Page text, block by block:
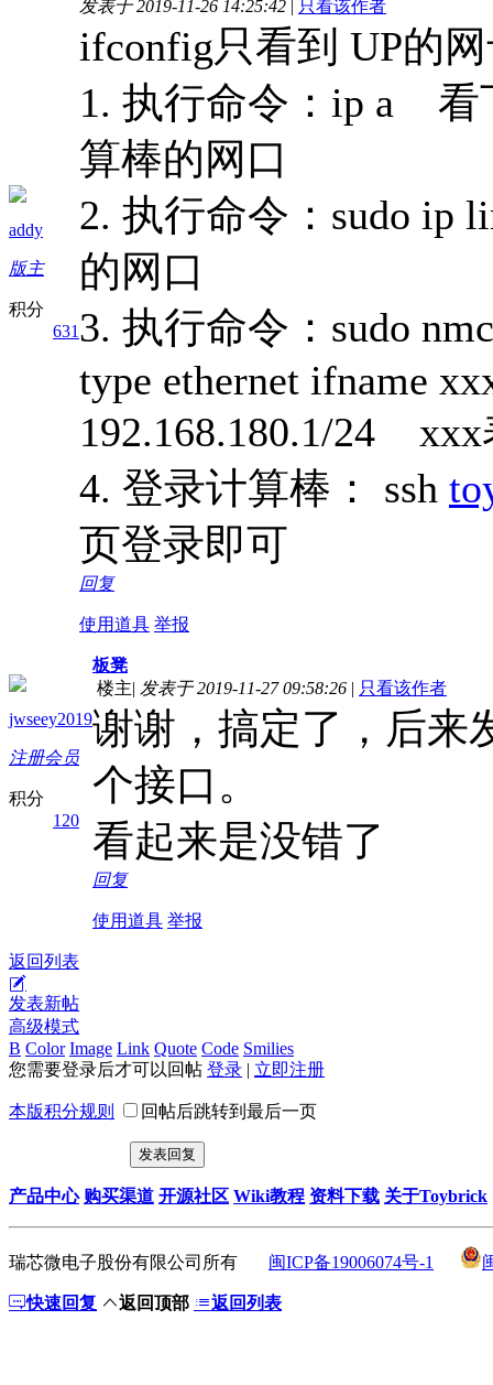
addy
版主
积分
631
发表于 2019-11-26 14:25:42 只看该作者
ifconfig只看到 UP的
1. 执行命令：ip a 看
算棒的网口
2. 执行命令：sudo
的网口
3. 执行命令：sudo
type ethernet ifname
192.168.180.1/24
4. 登录计算棒： ssh
页登录即可
回复
使用道具 举报
jwseey2019
注册会员
积分
120
板凳
楼主| 发表于 2019-11-27 09:58:26 | 只看该作者
谢谢，搞定了，后来
个接口。
看起来是没错了
回复
使用道具 举报
返回列表
发表新帖
高级模式
B Color Image Link Quote Code Smilies
您需要登录后才可以回帖 登录 | 立即注册
本版积分规则 回帖后跳转到最后一页
发表回复
产品中心 购买渠道 开源社区 Wiki教程 资料下载 关于Toybrick
瑞芯微电子股份有限公司所有 闽ICP备19006074号-1
快速回复 返回顶部 返回列表